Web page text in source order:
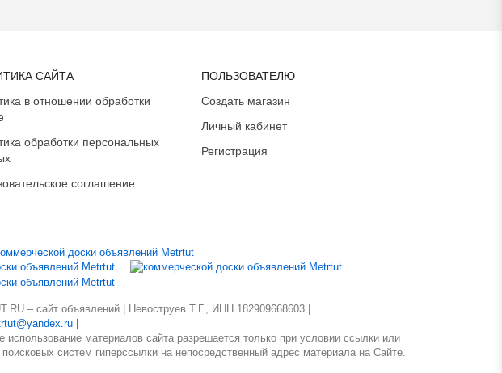
САЙТА
в отношении обработки
обработки персональных
соглашение
ПОЛЬЗОВАТЕЛЮ
Создать магазин
Личный кабинет
Регистрация
– сайт объявлений | Невоструев Т.Г., ИНН 182909668603 |
|
использование материалов сайта разрешается только при условии ссылки или
систем гиперссылки на непосредственный адрес материала на Сайте.